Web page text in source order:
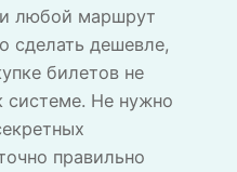
любой маршрут
сделать дешевле,
билетов не
системе. Не нужно
правильно